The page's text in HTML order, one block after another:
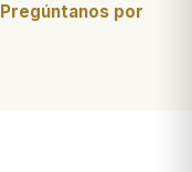
Pregúntanos por